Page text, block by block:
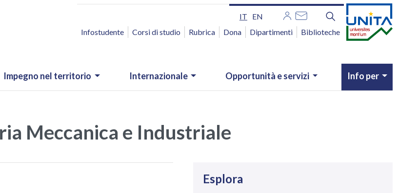
IT EN
ACCESSO RAPIDO
Infostudente Corsi di studio Rubrica Dona Dipartimenti Biblioteche
Impegno nel territorio Internazionale Opportunità e servizi Info per
Meccanica e Industriale
Esplora